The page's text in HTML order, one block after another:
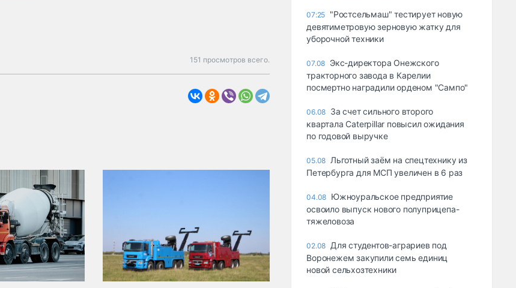
151 просмотров всего.
07:25 "Ростсельмаш" тестирует новую
девятиметровую зерновую жатку для
уборочной техники
07.08 Экс-директора Онежского
тракторного завода в Карелии
посмертно наградили орденом "Сампо"
06.08 За счет сильного второго
квартала Caterpillar повысил ожидания
по годовой выручке
05.08 Льготный заём на спецтехнику из
Петербурга для МСП увеличен в 6 раз
04.08 Южноуральское предприятие
освоило выпуск нового полуприцепа-
тяжеловоза
02.08 Для студентов-аграриев под
Воронежем закупили семь единиц
новой сельхозтехники